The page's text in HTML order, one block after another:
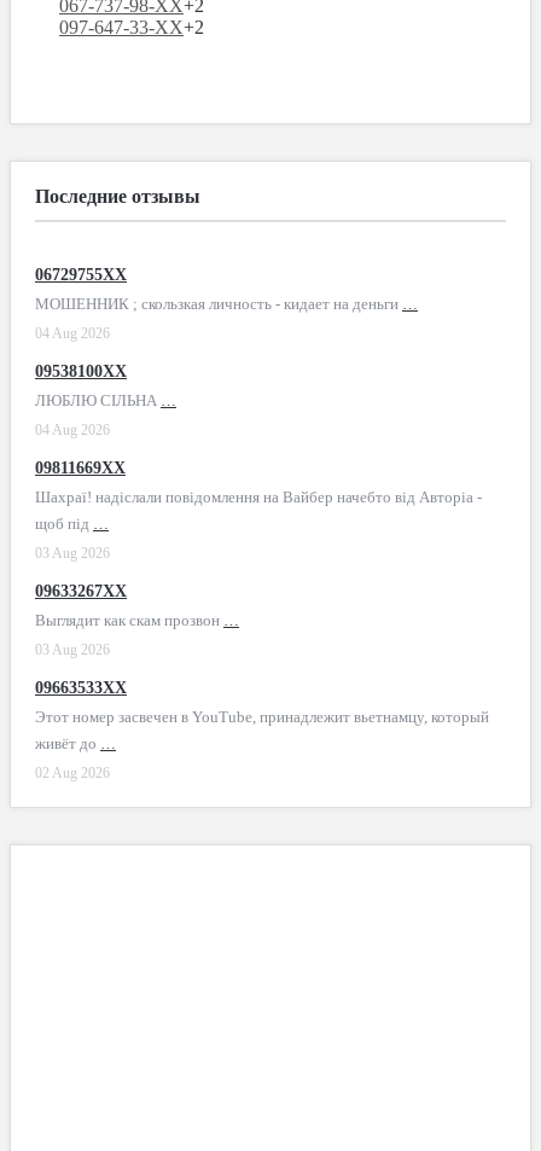
067-737-98-XX+2
097-647-33-XX+2
Последние отзывы
06729755XX
МОШЕННИК ; скользкая личность - кидает на деньги …
04 Aug 2026
09538100XX
ЛЮБЛЮ СІЛЬНА …
04 Aug 2026
09811669XX
Шахраї! надіслали повідомлення на Вайбер начебто від Авторіа -
щоб під …
03 Aug 2026
09633267XX
Выглядит как скам прозвон …
03 Aug 2026
09663533XX
Этот номер засвечен в YouTube, принадлежит вьетнамцу, который
живёт до …
02 Aug 2026